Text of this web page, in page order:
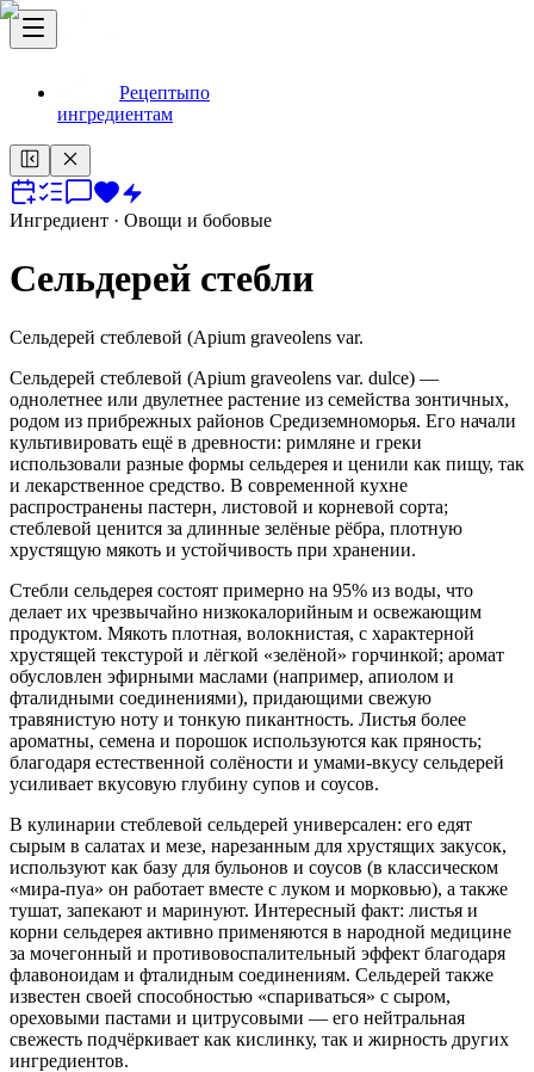
Рецептыпо
ингредиентам
Ингредиент · Овощи и бобовые
Сельдерей стебли
Сельдерей стеблевой (Apium graveolens var.
Сельдерей стеблевой (Apium graveolens var. dulce) —
однолетнее или двулетнее растение из семейства зонтичных,
родом из прибрежных районов Средиземноморья. Его начали
культивировать ещё в древности: римляне и греки
использовали разные формы сельдерея и ценили как пищу, так
и лекарственное средство. В современной кухне
распространены пастерн, листовой и корневой сорта;
стеблевой ценится за длинные зелёные рёбра, плотную
хрустящую мякоть и устойчивость при хранении.
Стебли сельдерея состоят примерно на 95% из воды, что
делает их чрезвычайно низкокалорийным и освежающим
продуктом. Мякоть плотная, волокнистая, с характерной
хрустящей текстурой и лёгкой «зелёной» горчинкой; аромат
обусловлен эфирными маслами (например, апиолом и
фталидными соединениями), придающими свежую
травянистую ноту и тонкую пикантность. Листья более
ароматны, семена и порошок используются как пряность;
благодаря естественной солёности и умами-вкусу сельдерей
усиливает вкусовую глубину супов и соусов.
В кулинарии стеблевой сельдерей универсален: его едят
сырым в салатах и мезе, нарезанным для хрустящих закусок,
используют как базу для бульонов и соусов (в классическом
«мира-пуа» он работает вместе с луком и морковью), а также
тушат, запекают и маринуют. Интересный факт: листья и
корни сельдерея активно применяются в народной медицине
за мочегонный и противовоспалительный эффект благодаря
флавоноидам и фталидным соединениям. Сельдерей также
известен своей способностью «спариваться» с сыром,
ореховыми пастами и цитрусовыми — его нейтральная
свежесть подчёркивает как кислинку, так и жирность других
ингредиентов.